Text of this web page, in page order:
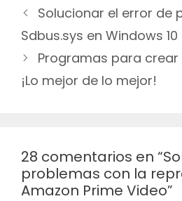
Navegación
de
entradas
Solucionar el error de
Sdbus.sys en Windows 10
Programas para
¡Lo mejor de lo mejor!
28 comentarios en
problemas con la
Amazon Prime Video”